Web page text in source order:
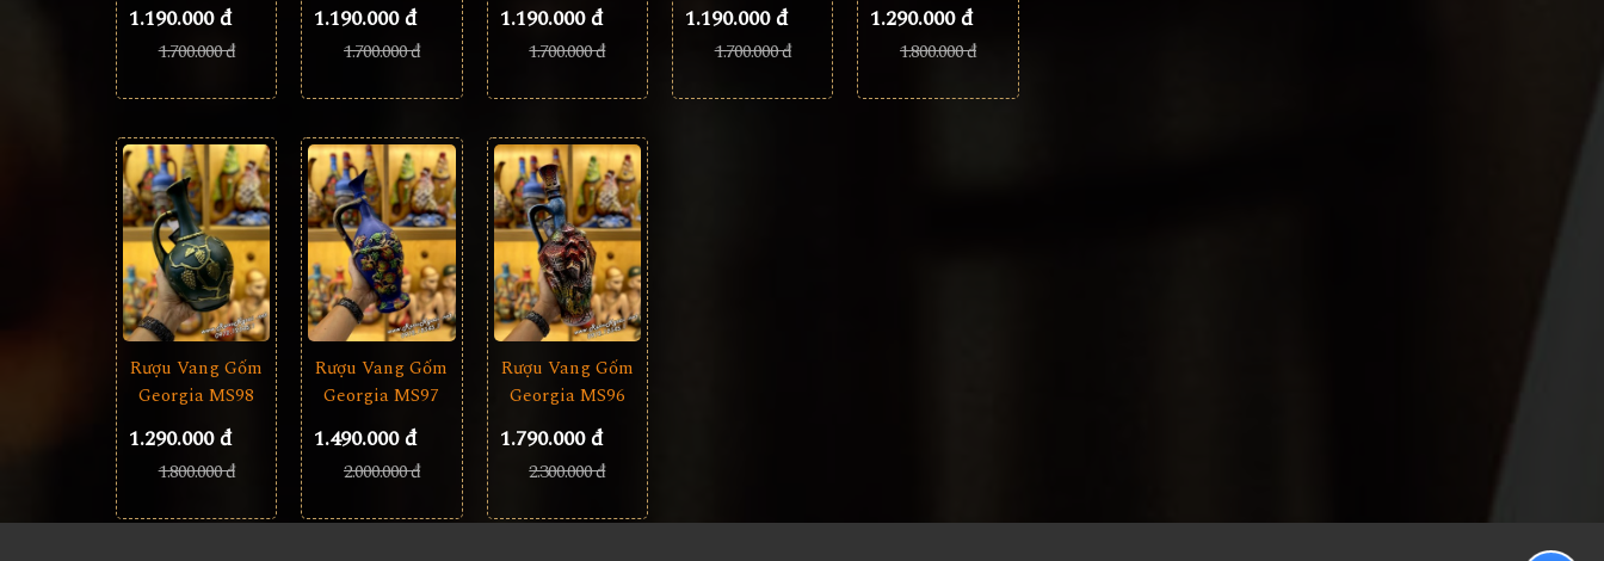
1.190.000 đ
1.700.000 đ
1.190.000 đ
1.700.000 đ
1.190.000 đ
1.700.000 đ
1.190.000 đ
1.700.000 đ
1.290.000 đ
1.800.000 đ
Rượu Vang Gốm
Georgia MS98
1.290.000 đ
1.800.000 đ
Rượu Vang Gốm
Georgia MS97
1.490.000 đ
2.000.000 đ
Rượu Vang Gốm
Georgia MS96
1.790.000 đ
2.300.000 đ